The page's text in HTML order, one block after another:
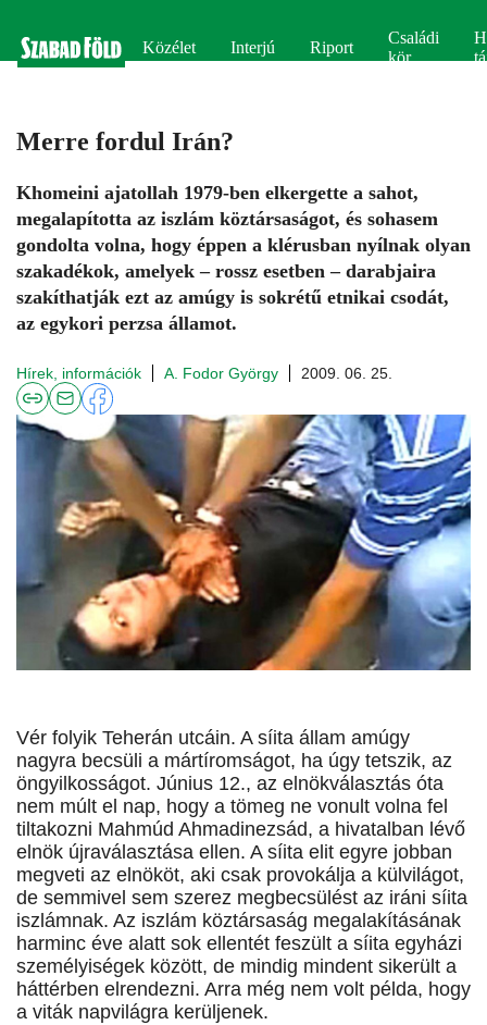
Közélet Interjú Riport
Családi
kör
Merre fordul Irán?
Khomeini ajatollah 1979-ben elkergette a sahot,
megalapította az iszlám köztársaságot, és sohasem
gondolta volna, hogy éppen a klérusban nyílnak olyan
szakadékok, amelyek – rossz esetben – darabjaira
szakíthatják ezt az amúgy is sokrétű etnikai csodát,
az egykori perzsa államot.
Hírek, információk A. Fodor György 2009. 06. 25.
Vér folyik Teherán utcáin. A síita állam amúgy
nagyra becsüli a mártíromságot, ha úgy tetszik, az
öngyilkosságot. Június 12., az elnökválasztás óta
nem múlt el nap, hogy a tömeg ne vonult volna fel
tiltakozni Mahmúd Ahmadinezsád, a hivatalban lévő
elnök újraválasztása ellen. A síita elit egyre jobban
megveti az elnököt, aki csak provokálja a külvilágot,
de semmivel sem szerez megbecsülést az iráni síita
iszlámnak. Az iszlám köztársaság megalakításának
harminc éve alatt sok ellentét feszült a síita egyházi
személyiségek között, de mindig mindent sikerült a
háttérben elrendezni. Arra még nem volt példa, hogy
a viták napvilágra kerüljenek.